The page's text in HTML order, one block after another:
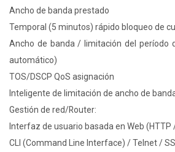
Ancho de banda prestado
Temporal (5 minutos) rápido bloqueo de
Ancho de banda / limitación del período
automático)
TOS/DSCP QoS asignación
Inteligente de limitación de ancho de
Gestión de red/Router:
Interfaz de usuario basada en Web (HTTP
CLI (Command Line Interface) / Telnet /